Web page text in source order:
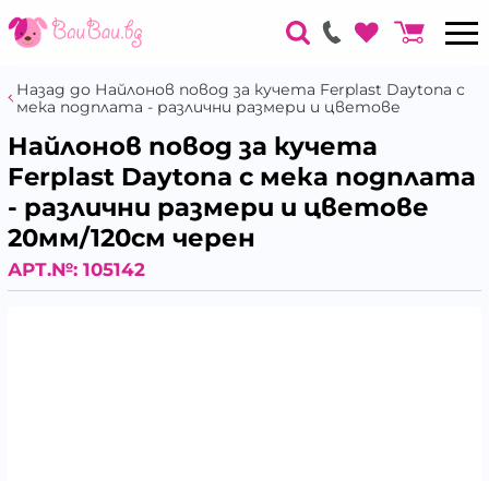
Назад до Найлонов повод за кучета Ferplast Daytona с
мека подплата - различни размери и цветове
Найлонов повод за кучета
Ferplast Daytona с мека подплата
- различни размери и цветове
20мм/120см черен
АРТ.№: 105142